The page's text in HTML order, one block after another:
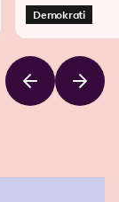
Demokrati